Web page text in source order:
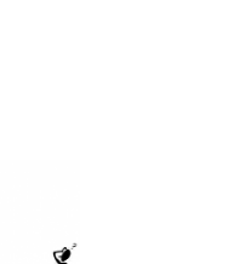
guldkorn; nämligen
i horisontell